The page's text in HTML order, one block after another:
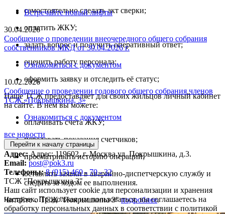
самостоятельно сделать акт сверки;
оплатить ЖКУ;
задать вопрос и получить оперативный ответ;
оценить работу персонала;
оформить заявку и отследить её статус;
Нашe ТСЖ предоставляет для своих жильцов личный кабинет
на сайте. В нем вы можете:
оплачивать счета ЖКУ;
передавать показания счетчиков;
просматривать историю операций;
оставлять заявки в аварийно-диспетчерскую службу и
следить за ходом ее выполнения.
Читайте о ТСЖ "Покрышкина 3"подробнее.
Встречайте новый лифты
30.04.2026
Сообщение о проведении внеочередного общего собрания
собственников МКД от 30.04.2026 г.
Ознакомиться с документом
10.02.2026
Сообщение о проведении годового общего собрания членов
ТСЖ «Покрышкина, 3»
Ознакомиться с документом
все новости
Перейти к началу страницы
Адрес:Адрес: 119602, г. Москва,ул. Покрышкина, д.3.
Email: post@pok3.ru
Телефоны: 8 (915) 460 - 70 - 32
ТСЖ "Покрышкина 3"
Наш сайт использует cookie для персонализации и хранения
настроек. Продолжая им пользоваться, вы соглашаетесь на
обработку персональных данных в соответствии с политикой